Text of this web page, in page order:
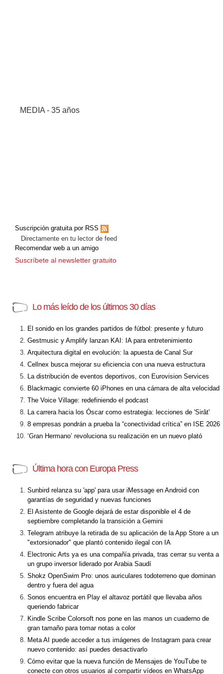
MEDIA - 35 años
Suscripción gratuita por RSS
Directamente en tu lector de feed
Recomendar web a un amigo
Suscríbete al newsletter gratuito
Lo más leído de los últimos 30 días
El sonido en los grandes partidos de fútbol: presente y futuro
Gestmusic y Amplify lanzan KAI: IA para entretenimiento
Arquitectura digital en evolución: la apuesta de Canal Sur
Cellnex busca mejorar su eficiencia con una nueva estructura
La distribución de eventos deportivos, con Eurovision Services
Blackmagic convierte 60 iPhones en una cámara de alta velocidad
The Voice Village: redefiniendo el podcast
La carrera hacia los Óscar como estrategia: lecciones de 'Sirât'
8 empresas pondrán a prueba la “conectividad crítica” en ISE 2026
‘Gran Hermano’ revoluciona su realización en un nuevo plató
Última hora con Europa Press
Sunbird relanza su 'app' para usar iMessage en Android con
garantías de seguridad y nuevas funciones
El Asistente de Google dejará de estar disponible el 4 de
septiembre completando la transición a Gemini
Telegram atribuye la retirada de su aplicación de la App Store a un
"extorsionador" que plantó contenido ilegal con IA
Electronic Arts ya es una compañía privada, tras cerrar su venta a
un grupo inversor liderado por Arabia Saudí
Shokz OpenSwim Pro: unos auriculares todoterreno que dominan
dentro y fuera del agua
Sonos encuentra en Play el altavoz portátil que llevaba años
queriendo fabricar
Kindle Scribe Colorsoft nos pone en las manos un cuaderno de
gran tamaño para tomar notas a color
Meta AI puede acceder a tus imágenes de Instagram para crear
nuevo contenido: así puedes desactivarlo
Cómo evitar que la nueva función de Mensajes de YouTube te
conecte con otros usuarios al compartir vídeos en WhatsApp